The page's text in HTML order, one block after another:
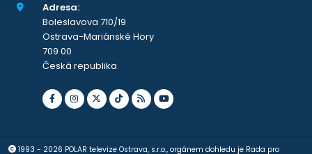
Adresa:
Boleslavova 710/19
Ostrava-Mariánské Hory
709 00
Česká republika
1993 - 2026 POLAR televize Ostrava, s.r.o., orgánem dohledu je Rada pro